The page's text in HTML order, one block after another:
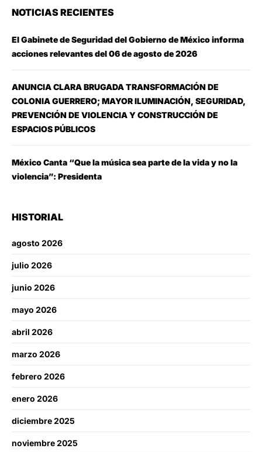
NOTICIAS RECIENTES
El Gabinete de Seguridad del Gobierno de México informa
acciones relevantes del 06 de agosto de 2026
ANUNCIA CLARA BRUGADA TRANSFORMACIÓN DE
COLONIA GUERRERO; MAYOR ILUMINACIÓN, SEGURIDAD,
PREVENCIÓN DE VIOLENCIA Y CONSTRUCCIÓN DE
ESPACIOS PÚBLICOS
México Canta “Que la música sea parte de la vida y no la
violencia”: Presidenta
HISTORIAL
agosto 2026
julio 2026
junio 2026
mayo 2026
abril 2026
marzo 2026
febrero 2026
enero 2026
diciembre 2025
noviembre 2025